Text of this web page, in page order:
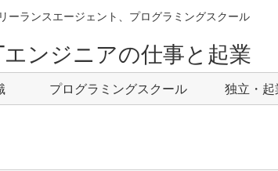
ーランスエージェント、プログラミングスクール
エンジニアの仕事と起業
プログラミングスクール 独立・起